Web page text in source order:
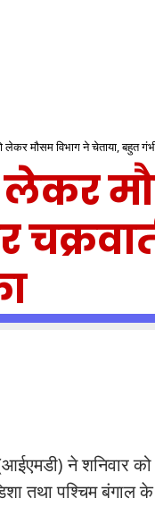
लेकर मौसम विभाग ने चेताया, बहुत
लेकर
(आईएमडी) ने
तथा पश्चिम बंगाल